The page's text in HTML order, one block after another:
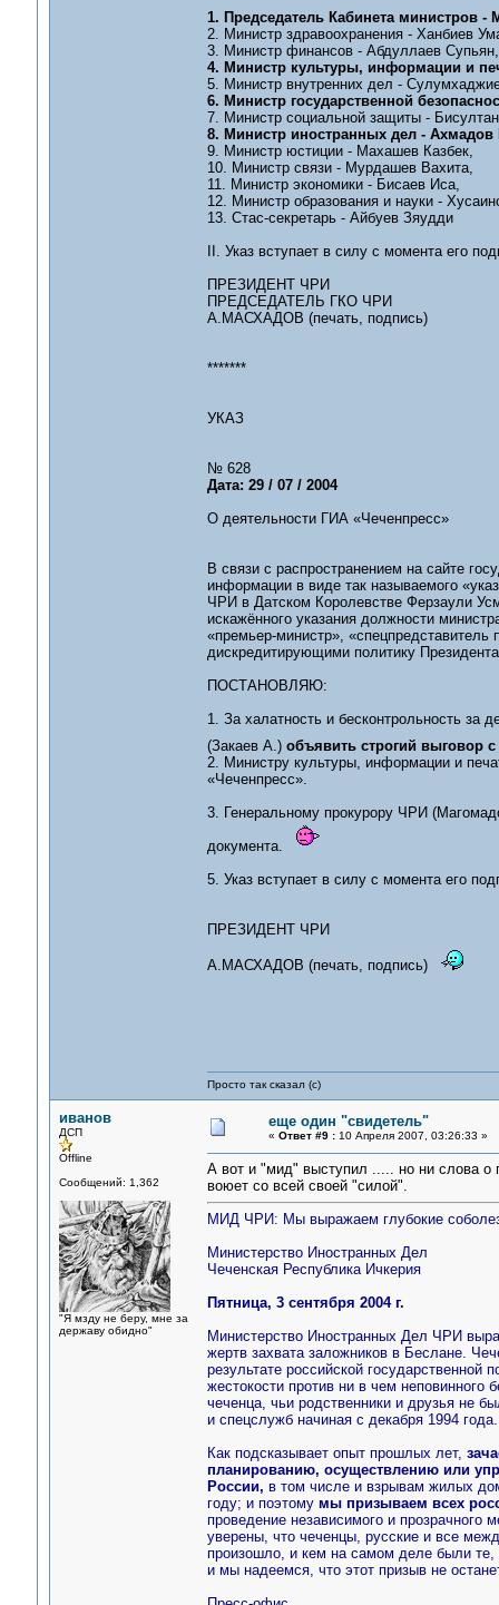
1. Председатель Кабинета министров -
2. Министр здравоохранения - Ханбиев
3. Министр финансов - Абдуллаев Супьян,
4. Министр культуры, информации и
5. Министр внутренних дел -
6. Министр государственной
7. Министр социальной защиты -
8. Министр иностранных дел - Ахмадов
9. Министр юстиции - Махашев Казбек,
10. Министр связи - Мурдашев Вахита,
11. Министр экономики - Бисаев Иса,
12. Министр образования и науки -
13. Стас-секретарь - Айбуев Зяудди
II. Указ вступает в силу с момента его
ПРЕЗИДЕНТ ЧРИ
ПРЕДСЕДАТЕЛЬ ГКО ЧРИ
А.МАСХАДОВ (печать, подпись)
*******
УКАЗ
№ 628
Дата: 29 / 07 / 2004
О деятельности ГИА «Чеченпресс»
В связи с распространением на сайте
информации в виде так называемого
ЧРИ в Датском Королевстве Ферзаули
искажённого указания должности
«премьер-министр»,
дискредитирующими политику
ПОСТАНОВЛЯЮ:
1. За халатность и бесконтрольность за
(Закаев А.)объявить строгий выговор
2. Министру культуры, информации и
«Чеченпресс».
3. Генеральному прокурору ЧРИ
документа.
5. Указ вступает в силу с момента его
ПРЕЗИДЕНТ ЧРИ
А.МАСХАДОВ (печать, подпись)
Просто так сказал (с)
иванов
ДСП
Offline
Сообщений: 1,362
"Я мзду не беру, мне за
державу обидно"
еще один "свидетель"
« Ответ #9 :10 Апреля 2007, 03:26:33 »
А вот и "мид" выступил ..... но ни слова о
воюет со всей своей "силой".
МИД ЧРИ: Мы выражаем глубокие
Министерство Иностранных Дел
Чеченская Республика Ичкерия
Пятница, 3 сентября 2004 г.
Министерство Иностранных Дел ЧРИ
жертв захвата заложников в Беслане.
результате российской
жестокости против ни в чем
чеченца, чьи родственники и друзья не
и спецслужб начиная с декабря 1994 года.
Как подсказывает опыт прошлых лет,
планированию, осуществлению или
России, в том числе и взрывам жилых
году; и поэтому мы призываем всех
проведение независимого и
уверены, что чеченцы, русские и все
произошло, и кем на самом деле были те,
и мы надеемся, что этот призыв не